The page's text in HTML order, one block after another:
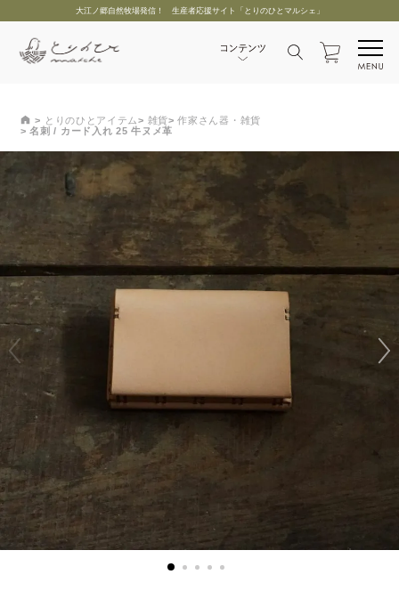
大江ノ郷自然牧場発信！ 生産者応援サイト「とりのひとマルシェ」
とりのひとアイテム 雑貨
作家さん器・雑貨
名刺 / カード入れ 25 牛ヌメ革